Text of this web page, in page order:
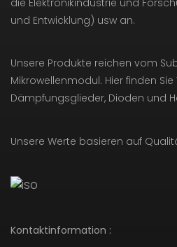
die Elektronikindustrie und
und Entwicklung) usw an.
Unsere Produkte reichen vom
Mikrowellenmodul. Hier finden Sie
Dämpfungsglieder, Dioden und
Unsere Werte basieren auf
Kontaktinformation :